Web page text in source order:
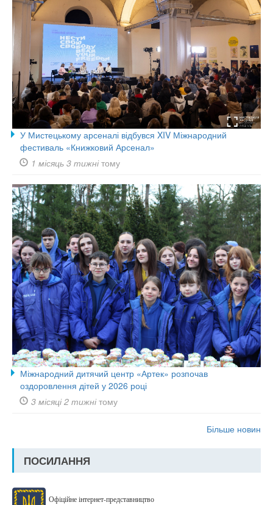
У Мистецькому арсеналі відбувся XIV Міжнародний
фестиваль «Книжковий Арсенал»
1 місяць 3 тижнітому
Міжнародний дитячий центр «Артек» розпочав
оздоровлення дітей у 2026 році
3 місяці 2 тижнітому
Більше новин
ПОСИЛАННЯ
Офіційне інтернет-представництво